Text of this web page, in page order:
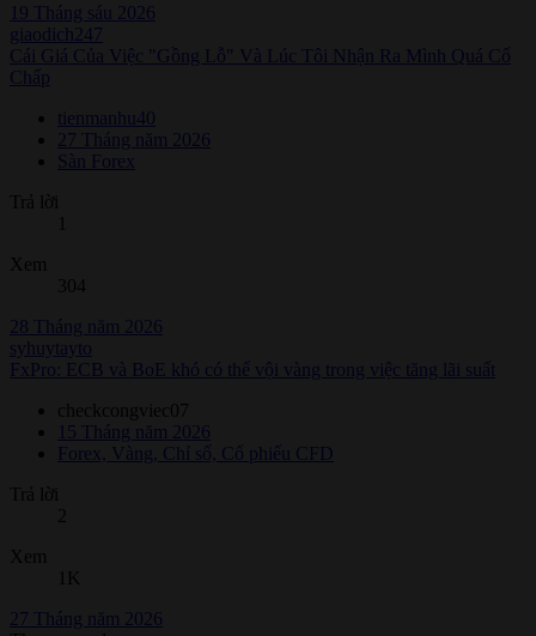
19 Tháng sáu 2026
giaodich247
Cái Giá Của Việc "Gồng Lỗ" Và Lúc Tôi Nhận Ra Mình Quá Cố
Chấp
tienmanhu40
27 Tháng năm 2026
Sàn Forex
Trả lời
Xem
304
28 Tháng năm 2026
syhuytayto
FxPro: ECB và BoE khó có thể vội vàng trong việc tăng lãi suất
checkcongviec07
15 Tháng năm 2026
Forex, Vàng, Chỉ số, Cổ phiếu CFD
Trả lời
Xem
1K
27 Tháng năm 2026